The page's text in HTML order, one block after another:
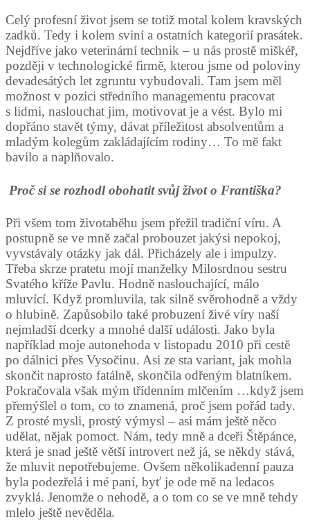
Celý profesní život jsem se totiž motal kolem kravských
zadků. Tedy i kolem sviní a ostatních kategorií prasátek.
Nejdříve jako veterinární technik – u nás prostě miškéř,
později v technologické firmě, kterou jsme od poloviny
devadesátých let zgruntu vybudovali. Tam jsem měl
možnost v pozici středního managementu pracovat
s lidmi, naslouchat jim, motivovat je a vést. Bylo mi
dopřáno stavět týmy, dávat příležitost absolventům a
mladým kolegům zakládajícím rodiny… To mě fakt
bavilo a naplňovalo.
Proč si se rozhodl obohatit svůj život o Františka?
Při všem tom životaběhu jsem přežil tradiční víru. A
postupně se ve mně začal probouzet jakýsi nepokoj,
vyvstávaly otázky jak dál. Přicházely ale i impulzy.
Třeba skrze pratetu mojí manželky Milosrdnou sestru
Svatého kříže Pavlu. Hodně naslouchající, málo
mluvící. Když promluvila, tak silně svěrohodně a vždy
o hlubině. Zapůsobilo také probuzení živé víry naší
nejmladší dcerky a mnohé další události. Jako byla
například moje autonehoda v listopadu 2010 při cestě
po dálnici přes Vysočinu. Asi ze sta variant, jak mohla
skončit naprosto fatálně, skončila odřeným blatníkem.
Pokračovala však mým třídenním mlčením …když jsem
přemýšlel o tom, co to znamená, proč jsem pořád tady.
Z prosté mysli, prostý výmysl – asi mám ještě něco
udělat, nějak pomoct. Nám, tedy mně a dceři Štěpánce,
která je snad ještě větší introvert než já, se někdy stává,
že mluvit nepotřebujeme. Ovšem několikadenní pauza
byla podezřelá i mé paní, byť je ode mě na ledacos
zvyklá. Jenomže o nehodě, a o tom co se ve mně tehdy
mlelo ještě nevěděla.